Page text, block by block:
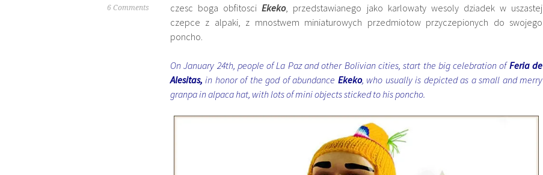
6 Comments
czesc boga obfitosciEkeko, przedstawianego jako karlowaty wesoly dziadek w uszastej
czepce z alpaki, z mnostwem miniaturowych przedmiotow przyczepionych do swojego
poncho.
On January 24th, people of La Paz and other Bolivian cities, start the big celebration ofFeria de
Alesitas,in honor of the god of abundance Ekeko, who usually is depicted as a small and merry
granpa in alpaca hat, with lots of mini objects sticked to his poncho.